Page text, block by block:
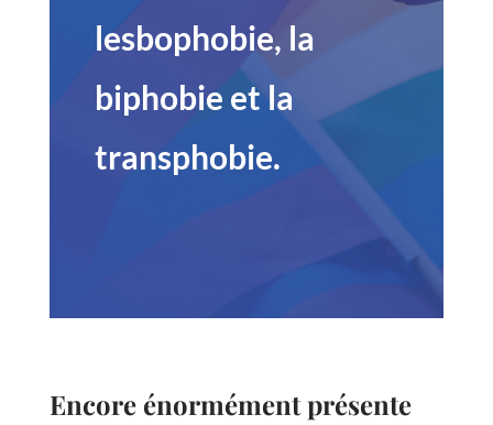
lesbophobie, la
biphobie et la
transphobie.
Encore énormément présente